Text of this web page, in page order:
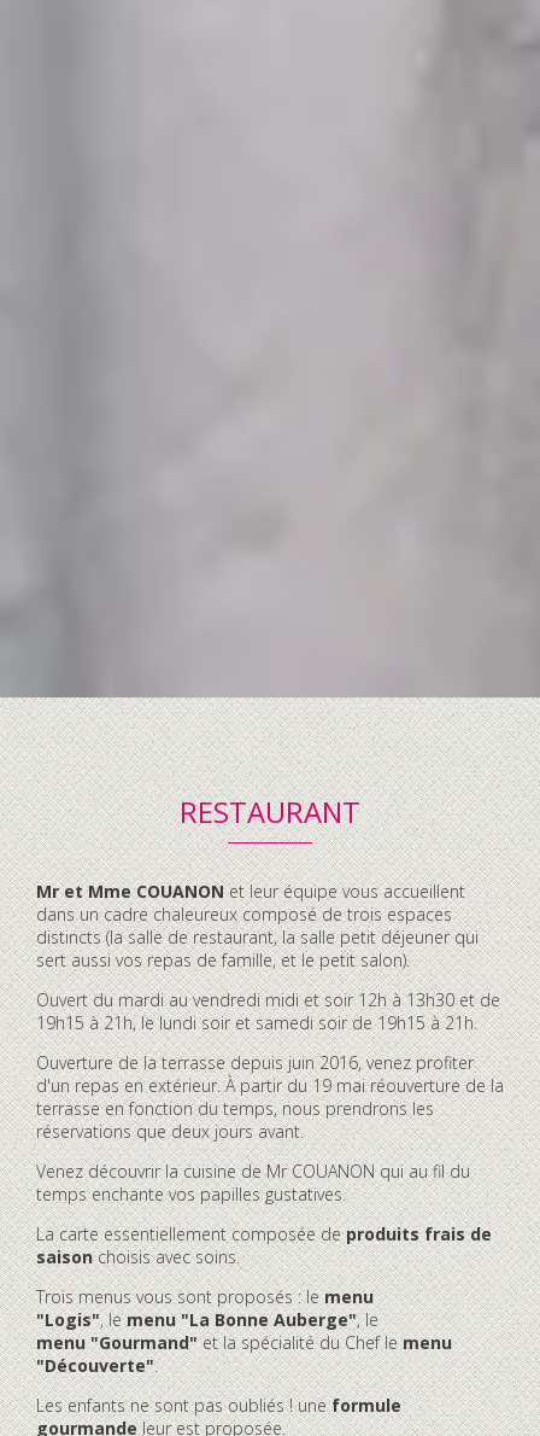
RESTAURANT
Contenu
accordéon
Mr et Mme COUANONet leur équipe vous accueillent
dans un cadre chaleureux composé de trois espaces
distincts (la salle de restaurant, la salle petit déjeuner qui
sert aussi vos repas de famille, et le petit salon).
Ouvert du mardi au vendredi midi et soir 12h à 13h30 et de
19h15 à 21h, le lundi soir et samedi soir de 19h15 à 21h.
Ouverture de la terrasse depuis juin 2016, venez profiter
d'un repas en extérieur. À partir du 19 mai réouverture de la
terrasse en fonction du temps, nous prendrons les
réservations que deux jours avant.
Venez découvrir la cuisine de Mr COUANON qui au fil du
temps enchante vos papilles gustatives.
La carte essentiellement composée deproduits frais de
saisonchoisis avec soins.
Trois menus vous sont proposés : lemenu
"Logis", lemenu "La Bonne Auberge", le
menu "Gourmand"et la spécialité du Chef lemenu
"Découverte".
Les enfants ne sont pas oubliés ! uneformule
gourmandeleur est proposée.